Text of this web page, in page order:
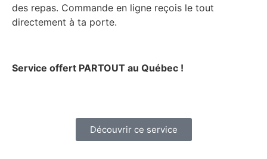
des repas. Commande en ligne reçois le tout
directement à ta porte.
Service offert PARTOUT au Québec !
Découvrir ce service